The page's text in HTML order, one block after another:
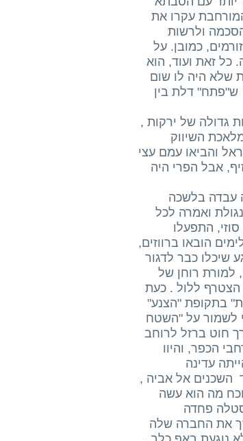
עקרו את
ולרשות
כמובן. על
כל זאת ועוד, הוא
שלא היה לו שום
ש"פתח" דלת בין
גדולה של ירקות ,
השיווק
והביאו עמם עצי
אבל הפרי היה
עבדה בלשכה
ואמרה לכל
התפעלו
הובאו ברווזים,
שיכלו כבר לדגור
למורת רוחן של
הצטרף ללול . כעת
בתקופת "הצנע"
על "השטח
לאורך חוט ברזל לרוחב
הכפר, והיוו
עדינה
השכנים אל אביה ,
מה הוא עשה
פחדה
את החברה שלה